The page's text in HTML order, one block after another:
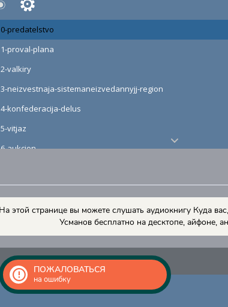
0-predatelstvo
1-proval-plana
2-valkiry
3-neizvestnaja-sistemaneizvedannyjj-region
4-konfederacija-delus
5-vitjaz
6-aukcion
8-arkhibezymjannaja-sistema
9-iadsi
11-vitjaz
12-tma
13-strannaja-sistema
На этой странице вы можете слушать аудиокнигу Куда
Усманов бесплатно на десктопе, айфоне,
ПОЖАЛОВАТЬСЯ
на ошибку